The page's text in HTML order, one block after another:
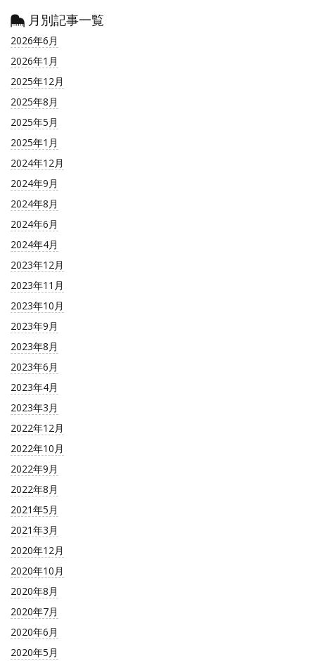
月別記事一覧
2026年6月
2026年1月
2025年12月
2025年8月
2025年5月
2025年1月
2024年12月
2024年9月
2024年8月
2024年6月
2024年4月
2023年12月
2023年11月
2023年10月
2023年9月
2023年8月
2023年6月
2023年4月
2023年3月
2022年12月
2022年10月
2022年9月
2022年8月
2021年5月
2021年3月
2020年12月
2020年10月
2020年8月
2020年7月
2020年6月
2020年5月